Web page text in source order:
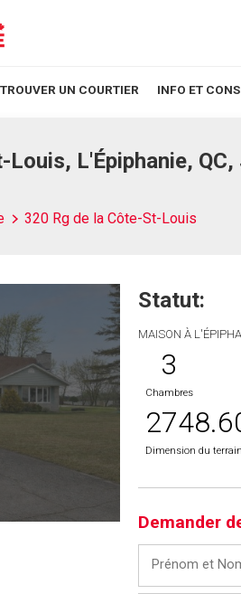
TROUVER UN COURTIER INFO ET
L'Épiphanie, QC,
320 Rg de la Côte-St-Louis
Statut:
MAISON À
3
Chambres
Dimension du terrain
Demander
Nom